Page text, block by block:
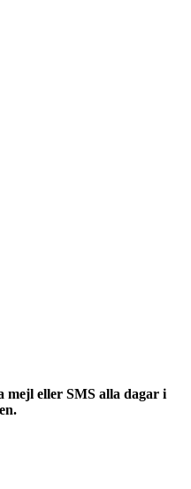
eller SMS alla dagar i